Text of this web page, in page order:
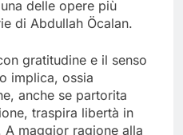
delle opere più
di Abdullah Öcalan.
gratitudine e il senso
implica, ossia
anche se partorita
traspira libertà in
A maggior ragione alla